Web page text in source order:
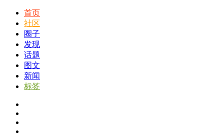
首页
社区
圈子
发现
话题
图文
新闻
标签